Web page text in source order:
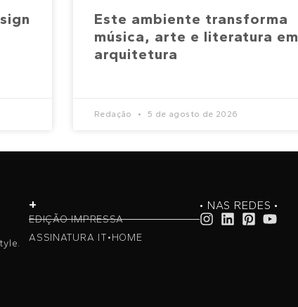
Este ambiente transforma
música, arte e literatura em
arquitetura
Redação 5 de agosto de 2026
+
EDIÇÃO IMPRESSA
ASSINATURA IT•HOME
• NAS REDES •